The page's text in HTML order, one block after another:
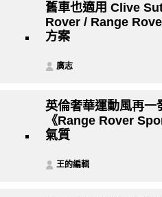
舊車也適用 Clive
Rover / Range
方案
廣志
英倫奢華運動風再
《Range Rover
氣質
王的編輯